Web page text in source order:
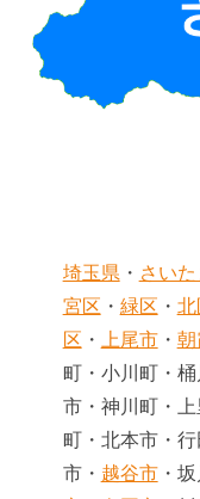
埼玉県 ・ さい
宮区 ・ 緑区 ・ 北
区 ・ 上尾市・ 朝
町・小川町・桶
市・神川町・上
町・北本市・
市・ 越谷市・坂